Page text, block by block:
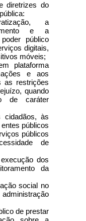
diretrizes do
a
e a
público
digitais,
móveis;
plataforma
e aos
as restrições
quando
de caráter
cidadãos, às
públicos
públicos
de
dos
da
social no
de prestar